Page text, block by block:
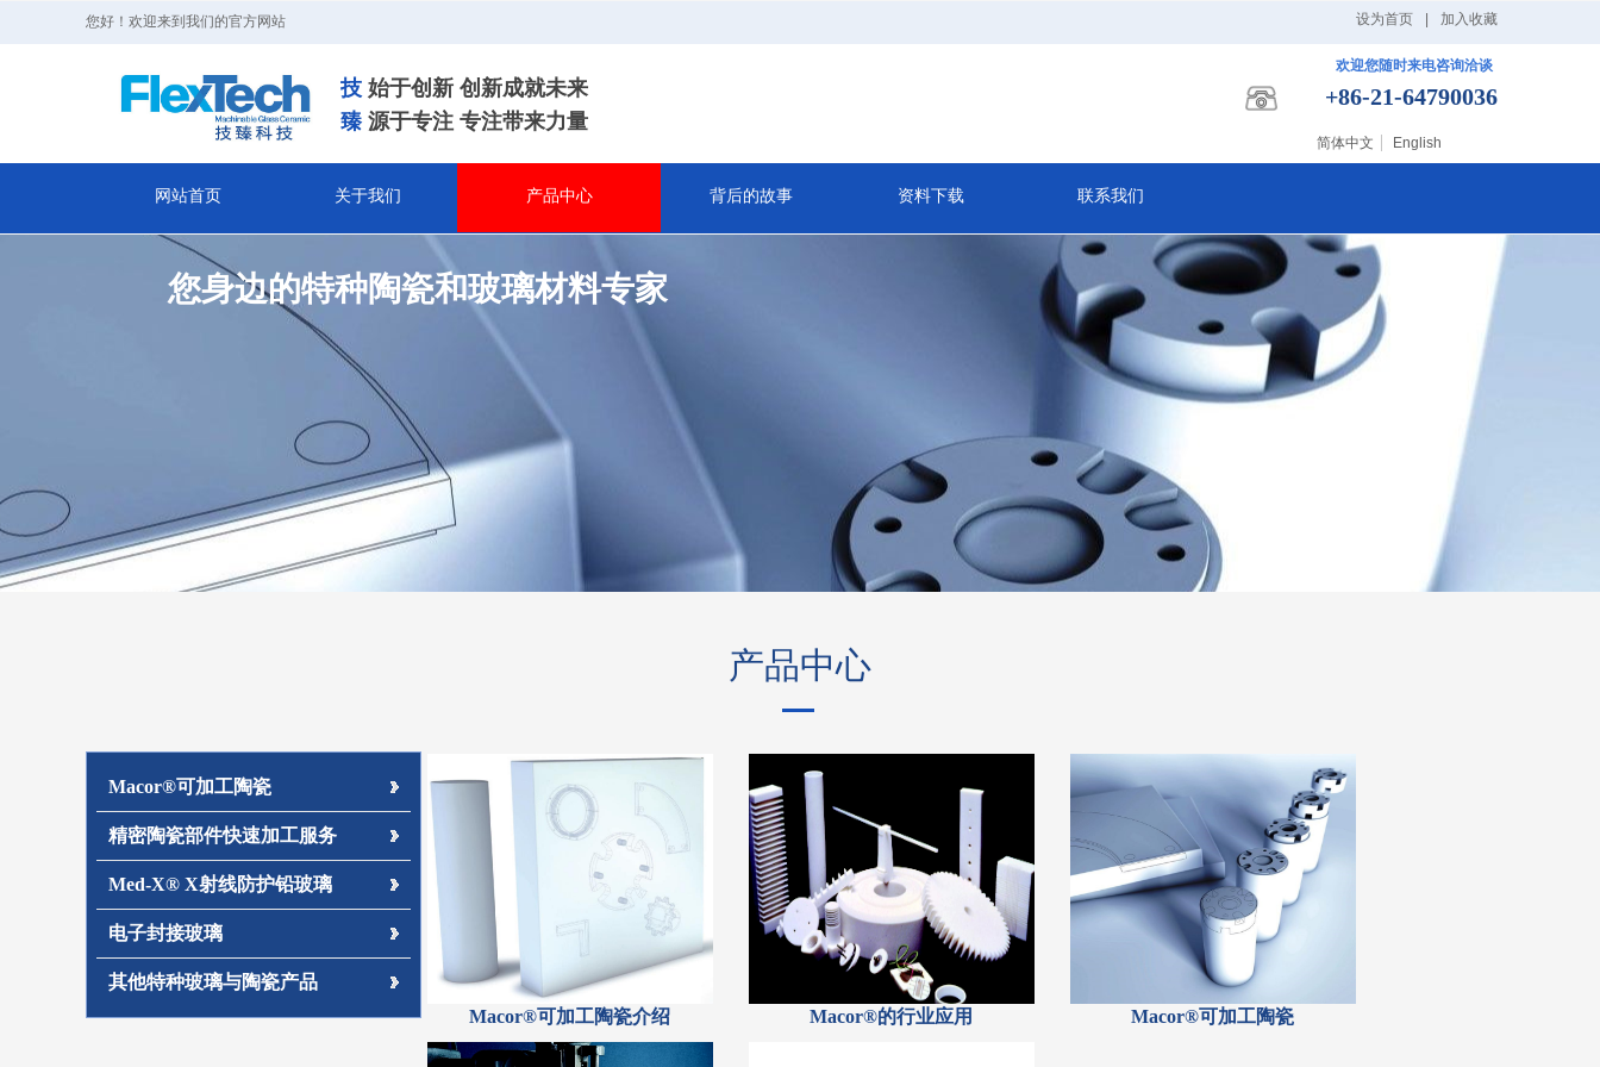
设为首页 加入收藏
您好！欢迎来到我们的官方网站
欢迎您随时来电咨询洽谈
+86-21-64790036
臻 源于专注 专注带来力量
技​ 始于创新 创新成就未来
简体中文 English
网站首页 关于我们 产品中心 背后的故事 资料下载 联系我们
您身边的特种陶瓷和玻璃材料专家
产品中心
Macor®可加工陶瓷
精密陶瓷部件快速加工服务
Med-X® X射线防护铅玻璃
电子封接玻璃
其他特种玻璃与陶瓷产品
Macor®可加工陶瓷介绍
Macor®的行业应用 Macor®可加工陶瓷